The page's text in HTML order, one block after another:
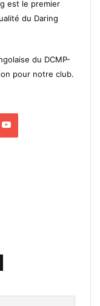
est le premier
du Daring
du DCMP-
pour notre club.
YouTube